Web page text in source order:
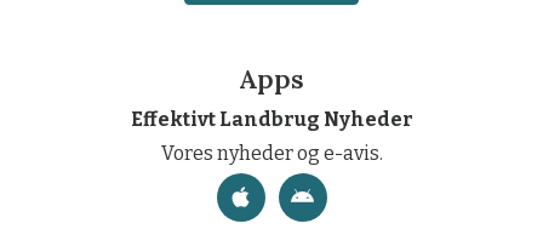
Apps
Effektivt Landbrug Nyheder
Vores nyheder og e-avis.